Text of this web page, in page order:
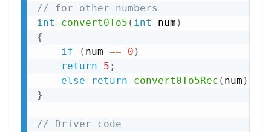
// for other numbers
int
convert0To5 ( int num )
{
if
( num == 0 )
return
5 ;
else
return convert0To5Rec ( num )
}
// Driver code